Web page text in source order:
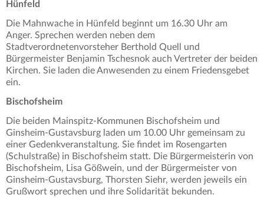
Hünfeld
Die Mahnwache in Hünfeld beginnt um 16.30 Uhr am
Anger. Sprechen werden neben dem
Stadtverordnetenvorsteher Berthold Quell und
Bürgermeister Benjamin Tschesnok auch Vertreter der beiden
Kirchen. Sie laden die Anwesenden zu einem Friedensgebet
ein.
Bischofsheim
Die beiden Mainspitz-Kommunen Bischofsheim und
Ginsheim-Gustavsburg laden um 10.00 Uhr gemeinsam zu
einer Gedenkveranstaltung. Sie findet im Rosengarten
(Schulstraße) in Bischofsheim statt. Die Bürgermeisterin von
Bischofsheim, Lisa Gößwein, und der Bürgermeister von
Ginsheim-Gustavsburg, Thorsten Siehr, werden jeweils ein
Grußwort sprechen und ihre Solidarität bekunden.